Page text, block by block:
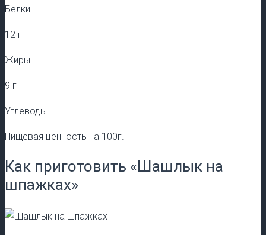
Белки
12 г
Жиры
9 г
Углеводы
Пищевая ценность на 100г.
Как приготовить «Шашлык на
шпажках»